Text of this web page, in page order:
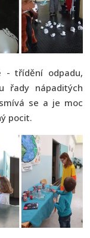
- třídění odpadu,
řady nápaditých
se a je moc
pocit.